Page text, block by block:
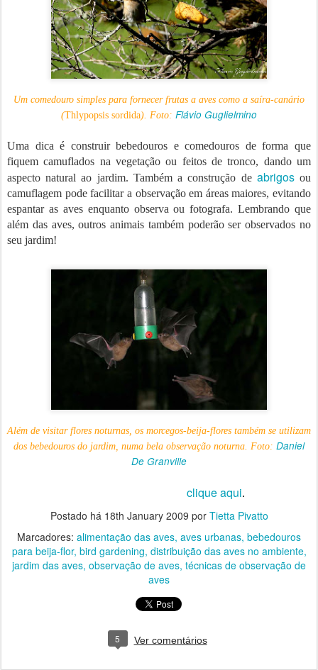
Um comedouro simples para fornecer frutas a aves como a saíra-canário
(Thlypopsis sordida). Foto: Flávio Guglielmino
Uma dica é construir bebedouros e comedouros de forma que
fiquem camuflados na vegetação ou feitos de tronco, dando um
aspecto natural ao jardim. Também a construção de abrigosou
camuflagem pode facilitar a observação em áreas maiores, evitando
espantar as aves enquanto observa ou fotografa. Lembrando que
além das aves, outros animais também poderão ser observados no
seu jardim!
Além de visitar flores noturnas, os morcegos-beija-flores também se utilizam
dos bebedouros do jardim, numa bela observação noturna. Foto: Daniel
De Granville
clique aqui.
Postado há 18th January 2009 por Tietta Pivatto
Marcadores: alimentação das aves aves urbanas bebedouros
para beija-flor bird gardening distribuição das aves no ambiente
jardim das aves observação de aves técnicas de observação de
aves
5 Ver comentários